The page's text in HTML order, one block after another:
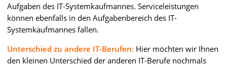
Aufgaben des IT-Systemkaufmannes. Serviceleistungen
können ebenfalls in den Aufgabenbereich des IT-
Systemkaufmannes fallen.
Unterschied zu andere IT-Berufen: Hier möchten wir Ihnen
den kleinen Unterschied der anderen IT-Berufe nochmals